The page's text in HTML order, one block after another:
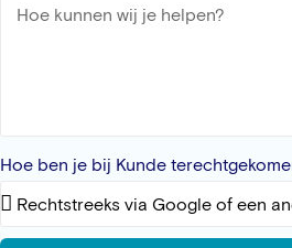
Hoe ben je bij Kunde